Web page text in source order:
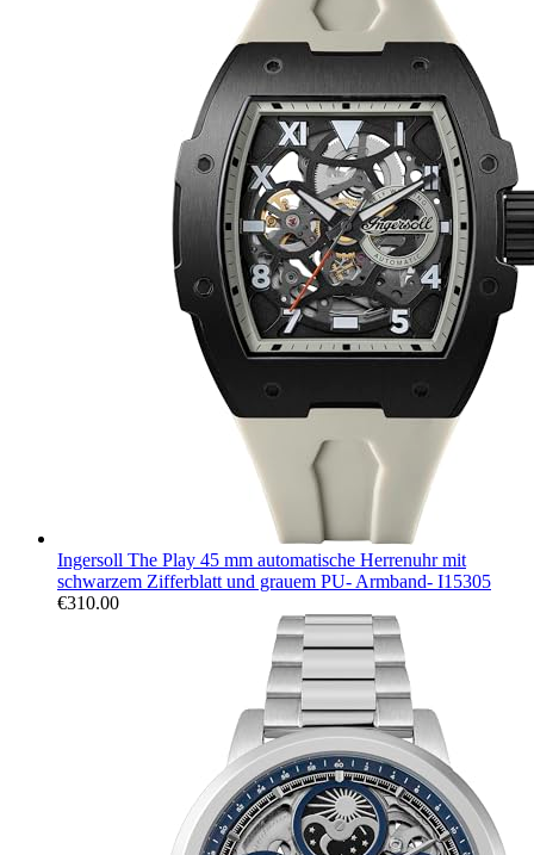
Ingersoll The Play 45 mm automatische Herrenuhr mit
schwarzem Zifferblatt und grauem PU- Armband- I15305
€310.00